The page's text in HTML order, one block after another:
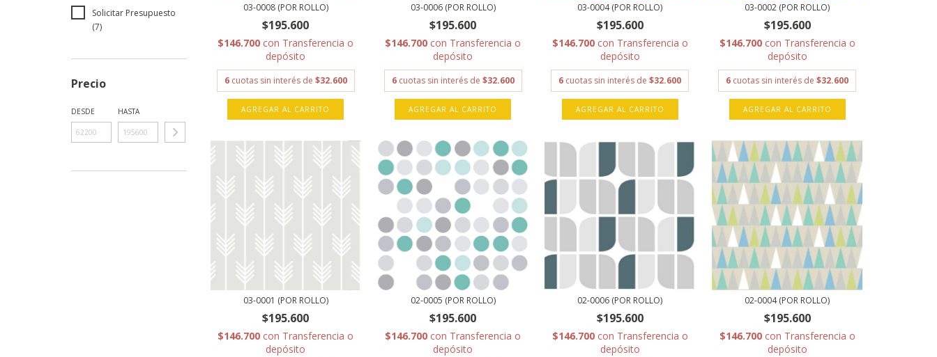
Solicitar Presupuesto
(7)
Precio
DESDE HASTA
03-0008 (POR ROLLO)
$195.600
$146.700 con Transferencia o
depósito
6 cuotas sin interés de $32.600
AGREGAR AL CARRITO
03-0006 (POR ROLLO)
$195.600
$146.700 con Transferencia o
depósito
6 cuotas sin interés de $32.600
AGREGAR AL CARRITO
03-0004 (POR ROLLO)
$195.600
$146.700 con Transferencia o
depósito
6 cuotas sin interés de$32.600
AGREGAR AL CARRITO
03-0002 (POR ROLLO)
$195.600
$146.700 con Transferencia o
depósito
6 cuotas sin interés de$32.600
AGREGAR AL CARRITO
03-0001 (POR ROLLO)
$195.600
$146.700 con Transferencia o
depósito
02-0005 (POR ROLLO)
$195.600
$146.700 con Transferencia o
depósito
02-0006 (POR ROLLO)
$195.600
$146.700 con Transferencia o
depósito
02-0004 (POR ROLLO)
$195.600
$146.700 con Transferencia o
depósito